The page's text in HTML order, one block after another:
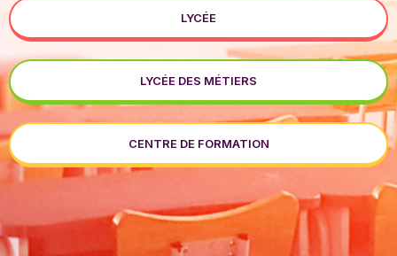
LYCÉE
LYCÉE DES MÉTIERS
CENTRE DE FORMATION